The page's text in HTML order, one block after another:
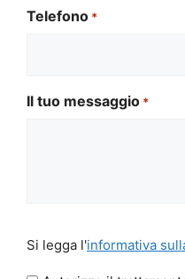
Telefono *
Il tuo messaggio *
legga
Si legga l'informativa